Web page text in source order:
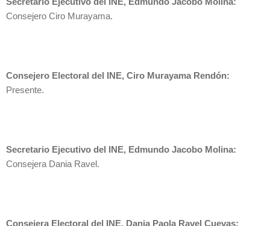
Consejero Ciro Murayama.
Consejero Electoral del INE, Ciro Murayama Rendón:
Presente.
Secretario Ejecutivo del INE, Edmundo Jacobo Molina:
Consejera Dania Ravel.
Consejera Electoral del INE, Dania Paola Ravel Cuevas: